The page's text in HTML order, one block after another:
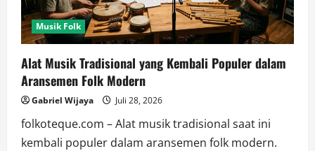
Musik Folk
Alat Musik Tradisional yang Kembali Populer dalam
Aransemen Folk Modern
Gabriel Wijaya Juli 28, 2026
folkoteque.com – Alat musik tradisional saat ini
kembali populer dalam aransemen folk modern.